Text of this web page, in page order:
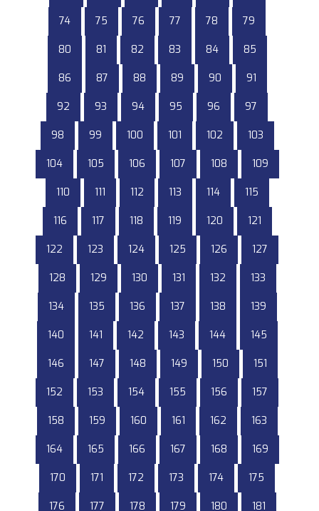
74 75 76 77 78 79
80 81 82 83 84 85
86 87 88 89 90 91
92 93 94 95 96 97
98 99 100 101 102 103
104 105 106 107 108 109
110 111 112 113 114 115
116 117 118 119 120 121
122 123 124 125 126 127
128 129 130 131 132 133
134 135 136 137 138 139
140 141 142 143 144 145
146 147 148 149 150 151
152 153 154 155 156 157
158 159 160 161 162 163
164 165 166 167 168 169
170 171 172 173 174 175
176 177 178 179 180 181